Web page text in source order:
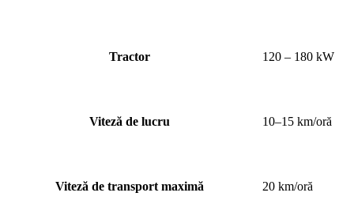
Tractor 120 – 180 kW
Viteză de lucru 10–15 km/oră
Viteză de transport maximă 20 km/oră